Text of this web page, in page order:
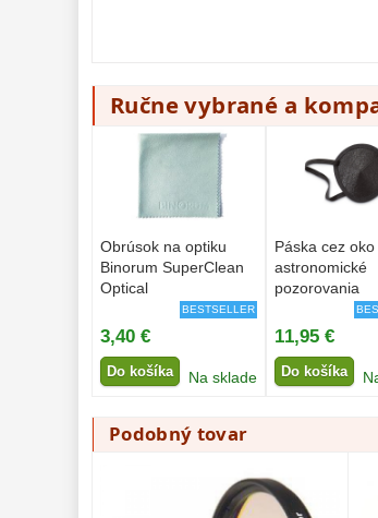
Ručne vybrané a
Obrúsok na optiku
Binorum SuperClean
Optical
BESTSELLER
3,40 €
Do košíka Na sklade
Páska cez
astronomické
pozorovania
11,95 €
Do košíka
Podobný tovar